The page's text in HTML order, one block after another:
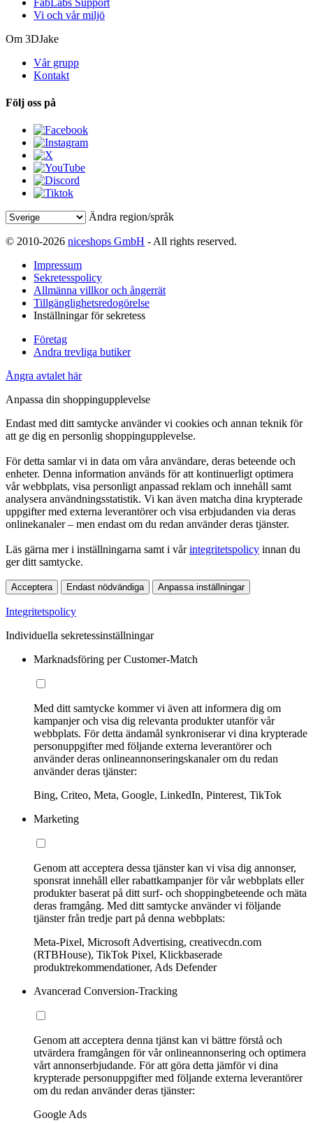
Vi och vår miljö
Om 3DJake
Vår grupp
Kontakt
Följ oss på
Ändra region/språk
© 2010-2026 niceshops GmbH - All rights reserved.
Impressum
Sekretesspolicy
Allmänna villkor och ångerrät
Tillgänglighetsredogörelse
Inställningar för sekretess
Företag
Andra trevliga butiker
Ångra avtalet här
Anpassa din shoppingupplevelse
Endast med ditt samtycke använder vi cookies och annan teknik för
att ge dig en personlig shoppingupplevelse.
För detta samlar vi in data om våra användare, deras beteende och
enheter. Denna information används för att kontinuerligt optimera
vår webbplats, visa personligt anpassad reklam och innehåll samt
analysera användningsstatistik. Vi kan även matcha dina krypterade
uppgifter med externa leverantörer och visa erbjudanden via deras
onlinekanaler – men endast om du redan använder deras tjänster.
Läs gärna mer i inställningarna samt i vårintegritetspolicy innan du
ger ditt samtycke.
Acceptera Endast nödvändiga Anpassa inställningar
Integritetspolicy
Individuella sekretessinställningar
Marknadsföring per Customer-Match
Med ditt samtycke kommer vi även att informera dig om
kampanjer och visa dig relevanta produkter utanför vår
webbplats. För detta ändamål synkroniserar vi dina krypterade
personuppgifter med följande externa leverantörer och
använder deras onlineannonseringskanaler om du redan
använder deras tjänster:
Bing, Criteo, Meta, Google, LinkedIn, Pinterest, TikTok
Marketing
Genom att acceptera dessa tjänster kan vi visa dig annonser,
sponsrat innehåll eller rabattkampanjer för vår webbplats eller
produkter baserat på ditt surf- och shoppingbeteende och mäta
deras framgång. Med ditt samtycke använder vi följande
tjänster från tredje part på denna webbplats:
Meta-Pixel, Microsoft Advertising, creativecdn.com
(RTBHouse), TikTok Pixel, Klickbaserade
produktrekommendationer, Ads Defender
Avancerad Conversion-Tracking
Genom att acceptera denna tjänst kan vi bättre förstå och
utvärdera framgången för vår onlineannonsering och optimera
vårt annonserbjudande. För att göra detta jämför vi dina
krypterade personuppgifter med följande externa leverantörer
om du redan använder deras tjänster:
Google Ads